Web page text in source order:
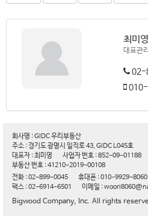
최미영
대표관
02-
회사명 : GIDC 우리부동산
주소 : 경기도 광명시 일직로 43, GIDC L045호
대표자 : 최미영
사업자 번호 : 852-09-01188
부동산 번호 : 41210-2019-00108
전화 : 02-899-0045
휴대폰 : 010-9929-8060
팩스 : 02-6914-6501
이메일 :
Bigwood Company, Inc. All rights